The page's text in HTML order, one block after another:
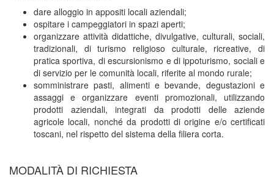
dare alloggio in appositi locali aziendali;
ospitare i campeggiatori in spazi aperti;
organizzare attività didattiche, divulgative, culturali, sociali,
tradizionali, di turismo religioso culturale, ricreative, di
pratica sportiva, di escursionismo e di ippoturismo, sociali e
di servizio per le comunità locali, riferite al mondo rurale;
somministrare pasti, alimenti e bevande, degustazioni e
assaggi e organizzare eventi promozionali, utilizzando
prodotti aziendali, integrati da prodotti delle aziende
agricole locali, nonché da prodotti di origine e/o certificati
toscani, nel rispetto del sistema della filiera corta.
MODALITÀ DI RICHIESTA